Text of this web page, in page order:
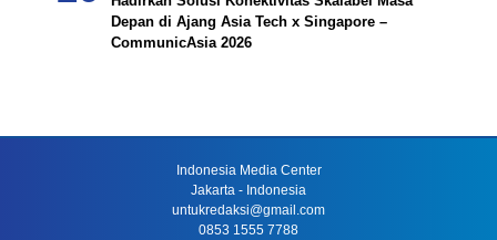
Depan di Ajang Asia Tech x Singapore –
CommunicAsia 2026
Indonesia Media Center
Jakarta - Indonesia
untukredaksi@gmail.com
0853 1555 7788